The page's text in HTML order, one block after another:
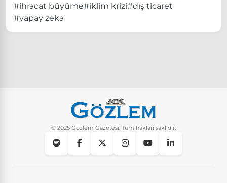
#ihracat büyüme#iklim krizi#dış ticaret
#yapay zeka
© 2025 Gözlem Gazetesi. Tüm hakları saklıdır.